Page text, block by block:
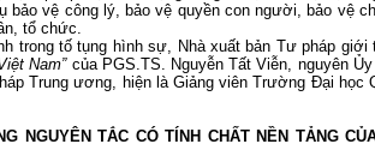
vệ công lý, bảo vệ quyền con người, bảo vệ
tổ chức.
trong tố tụng hình sự, Nhà xuất bản Tư pháp giới
Nam” của PGS.TS. Nguyễn Tất Viễn, nguyên
Trung ương, hiện là Giảng viên Trường Đại học
NGUYÊN TẮC CÓ TÍNH CHẤT NỀN TẢNG